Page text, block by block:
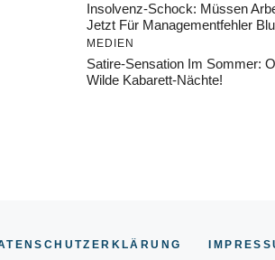
Insolvenz-Schock: Müssen
Jetzt Für Managementfehler
MEDIEN
Satire-Sensation Im Sommer:
Wilde Kabarett-Nächte!